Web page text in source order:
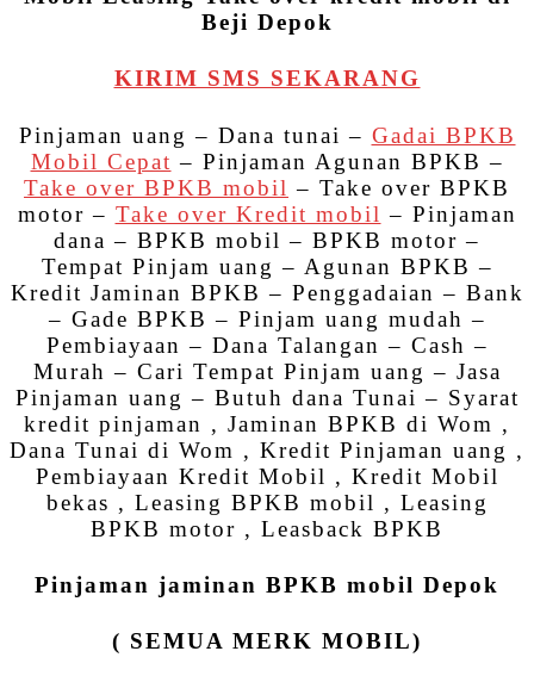
Beji Depok
KIRIM SMS SEKARANG
Pinjaman uang – Dana tunai – Gadai BPKB
Mobil Cepat – Pinjaman Agunan BPKB –
Take over BPKB mobil – Take over BPKB
motor – Take over Kredit mobil – Pinjaman
dana – BPKB mobil – BPKB motor –
Tempat Pinjam uang – Agunan BPKB –
Kredit Jaminan BPKB – Penggadaian – Bank
– Gade BPKB – Pinjam uang mudah –
Pembiayaan – Dana Talangan – Cash –
Murah – Cari Tempat Pinjam uang – Jasa
Pinjaman uang – Butuh dana Tunai – Syarat
kredit pinjaman , Jaminan BPKB di Wom ,
Dana Tunai di Wom , Kredit Pinjaman uang ,
Pembiayaan Kredit Mobil , Kredit Mobil
bekas , Leasing BPKB mobil , Leasing
BPKB motor , Leasback BPKB
Pinjaman jaminan BPKB mobil Depok
( SEMUA MERK MOBIL)